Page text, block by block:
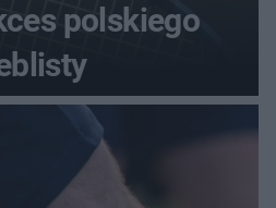
polskiego